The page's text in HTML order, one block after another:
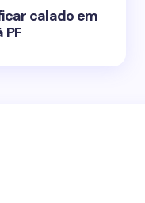
calado em